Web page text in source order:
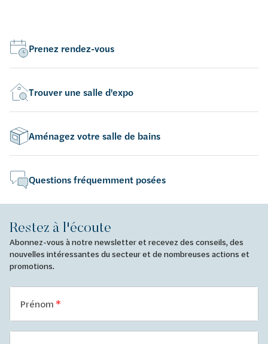
Prenez rendez-vous
Trouver une salle d'expo
Aménagez votre salle de bains
Questions fréquemment posées
Restez à l'écoute
Abonnez-vous à notre newsletter et recevez des conseils, des
nouvelles intéressantes du secteur et de nombreuses actions et
promotions.
Prénom